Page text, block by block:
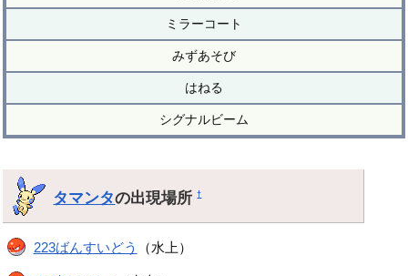
ミラーコート
みずあそび
はねる
シグナルビーム
タマンタの出現場所†
223ばんすいどう （水上）